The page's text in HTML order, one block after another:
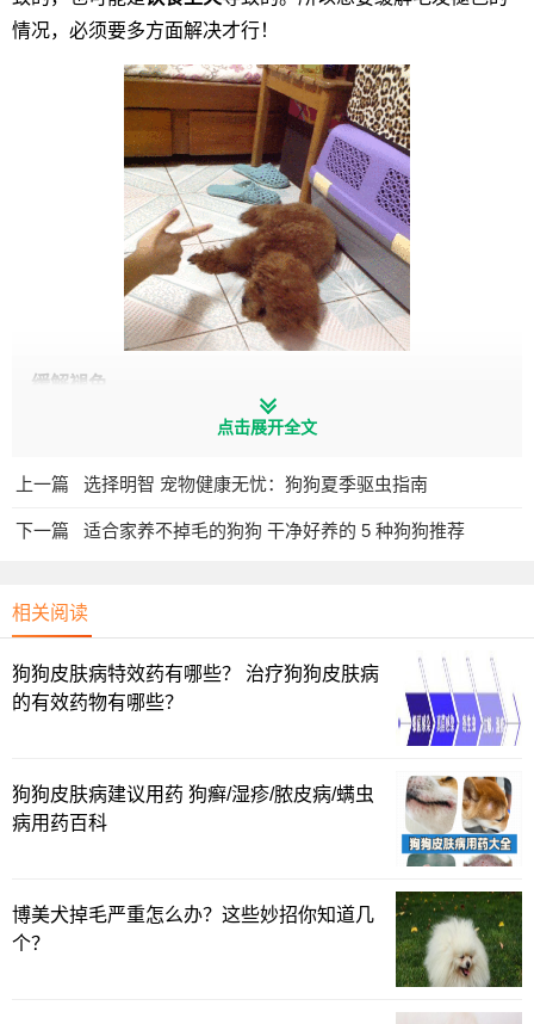
情况，必须要多方面解决才行！
缓解褪色
卵磷脂等，可以给毛发提供更丰富的营养，
些再洗澡；要用狗狗专门的沐浴露或者香波，洗完澡必须要立刻
吹干毛发；每天早晚梳毛 各五分钟，帮助去除毛发上的污垢和寄
生虫；饮食上一定要清淡，主食狗粮也可以选择一款美毛狗粮
帮助促进钙质吸收，对毛发也有好处
结语：你第一次养狗，养的是什么品种？
点击展开全文
上一篇 选择明智 宠物健康无忧：狗狗夏季驱虫指南
下一篇 适合家养不掉毛的狗狗 干净好养的 5 种狗狗推荐
相关阅读
狗狗皮肤病特效药有哪些？ 治疗狗狗皮肤病
的有效药物有哪些？
狗狗皮肤病建议用药 狗癣/湿疹/脓皮病/螨虫
病用药百科
博美犬掉毛严重怎么办？这些妙招你知道几
个？